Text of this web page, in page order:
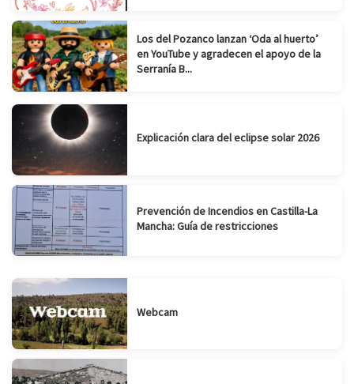
Los del Pozanco lanzan ‘Oda al huerto’
en YouTube y agradecen el apoyo de la
Serranía B...
Explicación clara del eclipse solar 2026
Prevención de Incendios en Castilla-La
Mancha: Guía de restricciones
Webcam